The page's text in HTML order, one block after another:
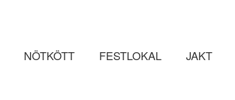
NÖTKÖTT FESTLOKAL JAKT